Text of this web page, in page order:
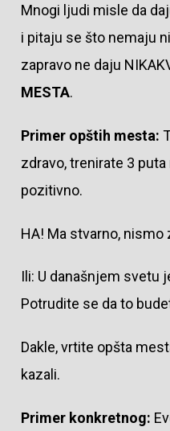
Mnogi ljudi misle da
i pitaju se što nemaju
zapravo ne daju
MESTA.
Primer opštih mesta:
zdravo, trenirate 3
pozitivno.
HA! Ma stvarno, nismo
Ili: U današnjem svetu
Potrudite se da to
Dakle, vrtite opšta
kazali.
Primer konkretnog: